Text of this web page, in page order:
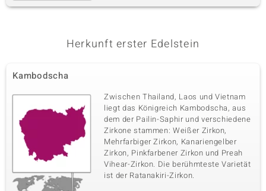
Herkunft erster Edelstein
Kambodscha
Zwischen Thailand, Laos und Vietnam
liegt das Königreich Kambodscha, aus
dem der Pailin-Saphir und verschiedene
Zirkone stammen: Weißer Zirkon,
Mehrfarbiger Zirkon, Kanariengelber
Zirkon, Pinkfarbener Zirkon und Preah
Vihear-Zirkon. Die berühmteste Varietät
ist der Ratanakiri-Zirkon.